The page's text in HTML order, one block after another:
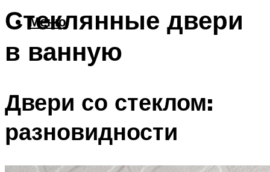
Меню
Стеклянные двери
в ванную
Двери со стеклом:
разновидности